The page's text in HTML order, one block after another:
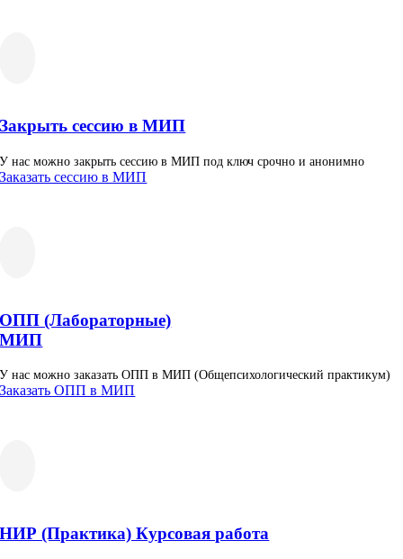
Закрыть сессию в МИП
У нас можно закрыть сессию в МИП под ключ срочно и анонимно
Заказать сессию в МИП
ОПП (Лабораторные)
МИП
У нас можно заказать ОПП в МИП (Общепсихологический практикум)
Заказать ОПП в МИП
НИР (Практика) Курсовая работа